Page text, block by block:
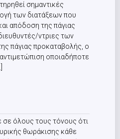
σημαντικές
των διατάξεων που
απόδοση της πάγιας
ντριες των
πάγιας προκαταβολής, ο
οποιαδήποτε
σε όλους τους τόνους ότι
θωράκισης κάθε